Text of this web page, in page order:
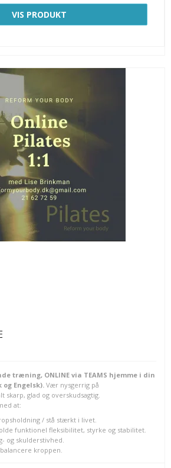
VIS PRODUKT
træning, ONLINE via TEAMS hjemme i din
Engelsk). Vær nysgerrig på
skarp, glad og overskudsagtig.
at:
/ stå stærkt i livet.
funktionel fleksibilitet, styrke og stabilitet.
og skulderstivhed.
kroppen.